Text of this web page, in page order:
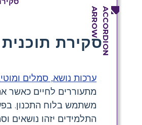
סקירת
ערכות נושא, סמלים
מתעוררים לחיים כאשר
משתמש בלוח התכנון.
התלמידים יזהו נושאים